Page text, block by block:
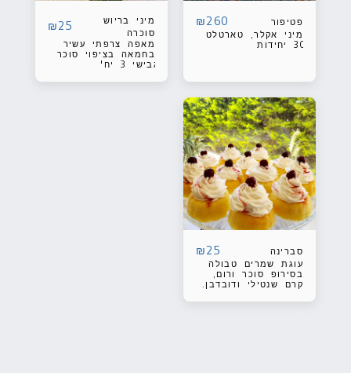
פטיפור ₪260
מיני אקלר, טארטלט
30 יחידות
מיני בריוש
סוכרה
₪25
מאפה צרפתי עשיר
בחמאה בציפוי סוכר
גבישי 3 יח'
סברינה ₪25
עוגת שמרים טבולה
בסירופ סוכר ורום,
קרם שנטילי ודובדבן.